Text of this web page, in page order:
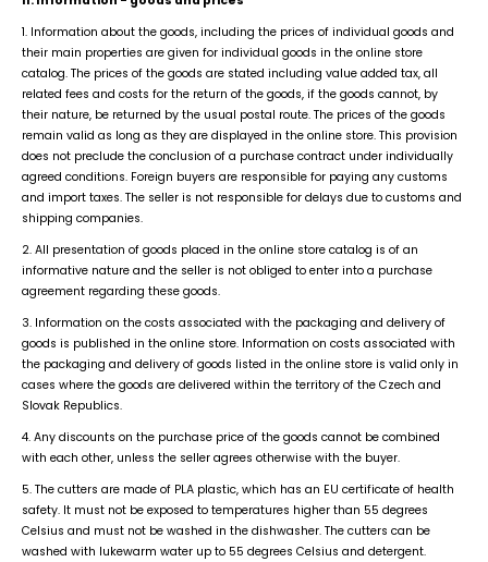
1. Information about the goods, including the prices of individual goods and
their main properties are given for individual goods in the online store
catalog. The prices of the goods are stated including value added tax, all
related fees and costs for the return of the goods, if the goods cannot, by
their nature, be returned by the usual postal route. The prices of the goods
remain valid as long as they are displayed in the online store. This provision
does not preclude the conclusion of a purchase contract under individually
agreed conditions. Foreign buyers are responsible for paying any customs
and import taxes. The seller is not responsible for delays due to customs and
shipping companies.
2. All presentation of goods placed in the online store catalog is of an
informative nature and the seller is not obliged to enter into a purchase
agreement regarding these goods.
3. Information on the costs associated with the packaging and delivery of
goods is published in the online store. Information on costs associated with
the packaging and delivery of goods listed in the online store is valid only in
cases where the goods are delivered within the territory of the Czech and
Slovak Republics.
4. Any discounts on the purchase price of the goods cannot be combined
with each other, unless the seller agrees otherwise with the buyer.
5. The cutters are made of PLA plastic, which has an EU certificate of health
safety. It must not be exposed to temperatures higher than 55 degrees
Celsius and must not be washed in the dishwasher. The cutters can be
washed with lukewarm water up to 55 degrees Celsius and detergent.